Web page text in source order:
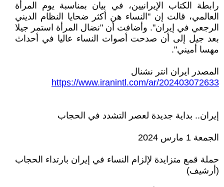
رابطة الكتاب الإيرانيين، في بيان بمناسبة يوم المرأة
العالمي، قالت إن "النساء هن أكثر ضحايا النظام الديني
الرجعي في إيران". وأضافت أن "نضال المرأة استمر جيلا
بعد جيل إلى أن صدحت أصوات النساء عاليا في أحداث
مهسا أميني".
المصدر ايران انتر نشنال
https://www.iranintl.com/ar/202403072633
إيران.. بداية جديدة لعصر التشدد في الحجاب
الجمعة 1 مارس 2024
حملة قمع متزايدة لإلزام النساء في إيران بارتداء الحجاب
(أرشيف)